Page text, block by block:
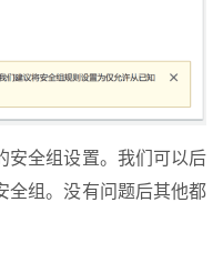
安全组设置。我们可以后
全组。没有问题后其他都